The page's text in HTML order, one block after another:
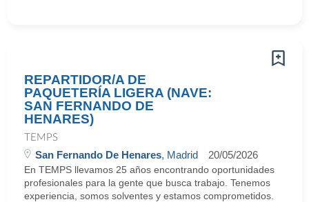
REPARTIDOR/A DE
PAQUETERÍA LIGERA (NAVE:
SAN FERNANDO DE
HENARES)
TEMPS
San Fernando De Henares, Madrid 20/05/2026
En TEMPS llevamos 25 años encontrando oportunidades
profesionales para la gente que busca trabajo. Tenemos
experiencia, somos solventes y estamos comprometidos.